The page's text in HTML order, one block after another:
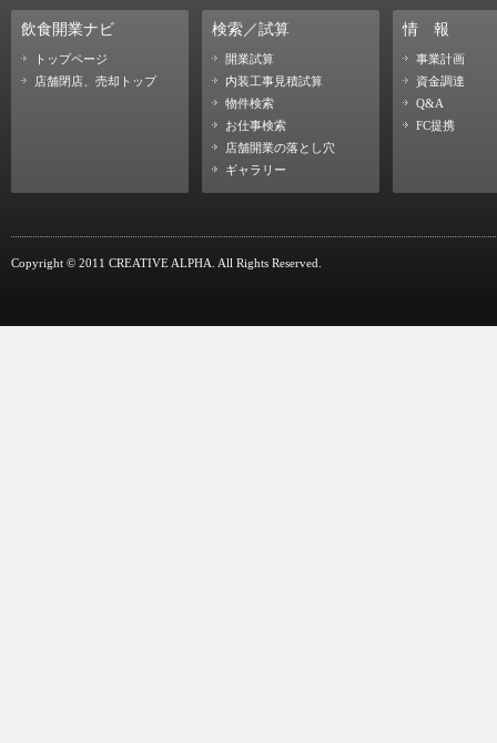
飲食開業ナビ
トップページ
店舗閉店、売却トップ
検索／試算
開業試算
内装工事見積試算
物件検索
お仕事検索
店舗開業の落とし穴
ギャラリー
情 報
事業計画
資金調達
Q&A
FC提携
Copyright © 2011 CREATIVE ALPHA. All Rights Reserved.